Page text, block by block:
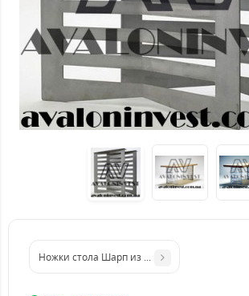
Ножки стола Шарп из металличесткого листа